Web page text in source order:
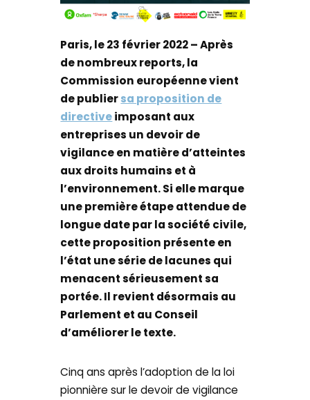
Paris, le 23 février 2022 – Après
de nombreux reports, la
Commission européenne vient
de publiersa proposition de
directiveimposant aux
entreprises un devoir de
vigilance en matière d’atteintes
aux droits humains et à
l’environnement. Si elle marque
une première étape attendue de
longue date par la société civile,
cette proposition présente en
l’état une série de lacunes qui
menacent sérieusement sa
portée. Il revient désormais au
Parlement et au Conseil
d’améliorer le texte.
Cinq ans après l’adoption de la loi
pionnière sur le devoir de vigilance